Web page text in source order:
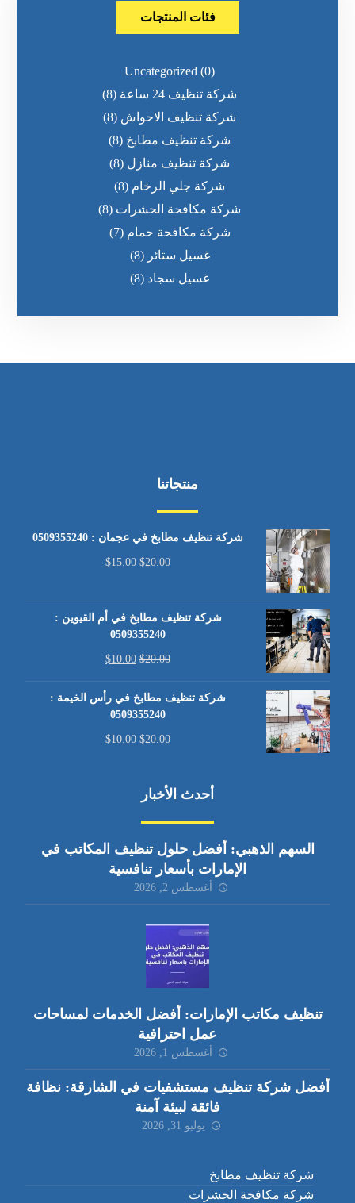
فئات المنتجات
Uncategorized (0)
شركة تنظيف 24 ساعة
(8)
شركة تنظيف الاحواش (8)
شركة تنظيف مطابخ (8)
شركة تنظيف منازل (8)
شركة جلي الرخام (8)
شركة مكافحة الحشرات (8)
شركة مكافحة حمام (7)
غسيل ستائر (8)
غسيل سجاد (8)
منتجاتنا
شركة تنظيف مطابخ في عجمان : 0509355240
$20.00
$15.00
شركة تنظيف مطابخ في أم القيوين :
0509355240
$20.00
$10.00
شركة تنظيف مطابخ في رأس الخيمة :
0509355240
$20.00
$10.00
أحدث الأخبار
السهم الذهبي: أفضل حلول تنظيف المكاتب في
الإمارات بأسعار تنافسية
أغسطس 2, 2026
تنظيف مكاتب الإمارات: أفضل الخدمات لمساحات
عمل احترافية
أغسطس 1, 2026
أفضل شركة تنظيف مستشفيات في الشارقة: نظافة
فائقة لبيئة آمنة
يوليو 31, 2026
شركة تنظيف مطابخ
شركة مكافحة الحشرات